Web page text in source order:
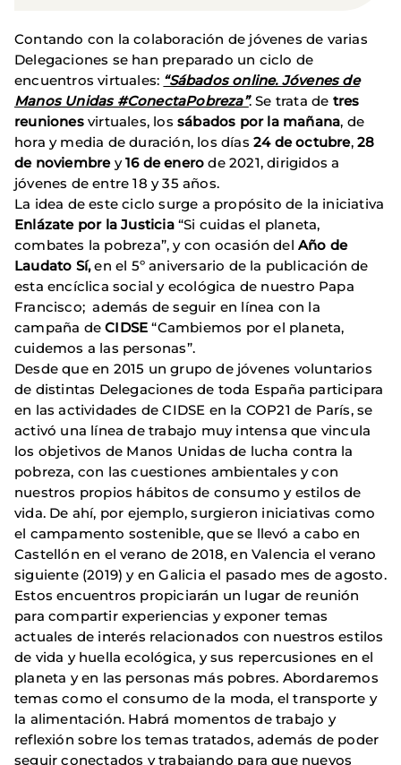
Contando con la colaboración de jóvenes de varias
Delegaciones se han preparado un ciclo de
encuentros virtuales: “Sábados online. Jóvenes de
Manos Unidas #ConectaPobreza”. Se trata de tres
reunionesvirtuales, lossábados por la mañana, de
hora y media de duración, los días 24 de octubre,28
de noviembre y16 de enero de 2021, dirigidos a
jóvenes de entre 18 y 35 años.
La idea de este ciclo surge a propósito de la iniciativa
Enlázate por la Justicia“Si cuidas el planeta,
combates la pobreza”, y con ocasión delAño de
Laudato Sí,en el 5º aniversario de la publicación de
esta encíclica social y ecológica de nuestro Papa
Francisco; además de seguir en línea con la
campaña deCIDSE “Cambiemos por el planeta,
cuidemos a las personas”.
Desde que en 2015 un grupo de jóvenes voluntarios
de distintas Delegaciones de toda España participara
en las actividades de CIDSE en la COP21 de París, se
activó una línea de trabajo muy intensa que vincula
los objetivos de Manos Unidas de lucha contra la
pobreza, con las cuestiones ambientales y con
nuestros propios hábitos de consumo y estilos de
vida. De ahí, por ejemplo, surgieron iniciativas como
el campamento sostenible, que se llevó a cabo en
Castellón en el verano de 2018, en Valencia el verano
siguiente (2019) y en Galicia el pasado mes de agosto.
Estos encuentros propiciarán un lugar de reunión
para compartir experiencias y exponer temas
actuales de interés relacionados con nuestros estilos
de vida y huella ecológica, y sus repercusiones en el
planeta y en las personas más pobres. Abordaremos
temas como el consumo de la moda, el transporte y
la alimentación. Habrá momentos de trabajo y
reflexión sobre los temas tratados, además de poder
seguir conectados y trabajando para que nuevos